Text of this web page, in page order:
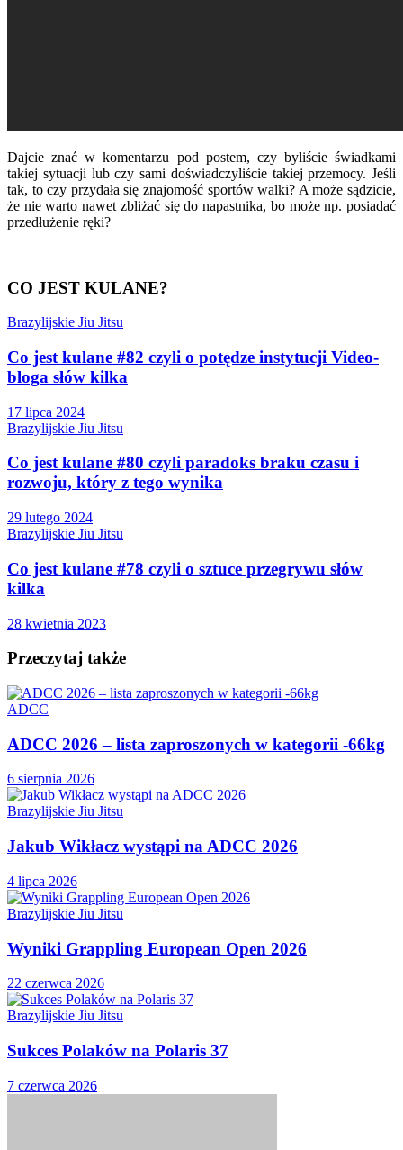
Dajcie znać w komentarzu pod postem, czy byliście świadkami
takiej sytuacji lub czy sami doświadczyliście takiej przemocy. Jeśli
tak, to czy przydała się znajomość sportów walki? A może sądzicie,
że nie warto nawet zbliżać się do napastnika, bo może np. posiadać
przedłużenie ręki?
CO JEST KULANE?
Brazylijskie Jiu Jitsu
Co jest kulane #82 czyli o potędze instytucji Video-
bloga słów kilka
17 lipca 2024
Brazylijskie Jiu Jitsu
Co jest kulane #80 czyli paradoks braku czasu i
rozwoju, który z tego wynika
29 lutego 2024
Brazylijskie Jiu Jitsu
Co jest kulane #78 czyli o sztuce przegrywu słów
kilka
28 kwietnia 2023
Przeczytaj także
ADCC
ADCC 2026 – lista zaproszonych w kategorii -66kg
6 sierpnia 2026
Brazylijskie Jiu Jitsu
Jakub Wikłacz wystąpi na ADCC 2026
4 lipca 2026
Brazylijskie Jiu Jitsu
Wyniki Grappling European Open 2026
22 czerwca 2026
Brazylijskie Jiu Jitsu
Sukces Polaków na Polaris 37
7 czerwca 2026